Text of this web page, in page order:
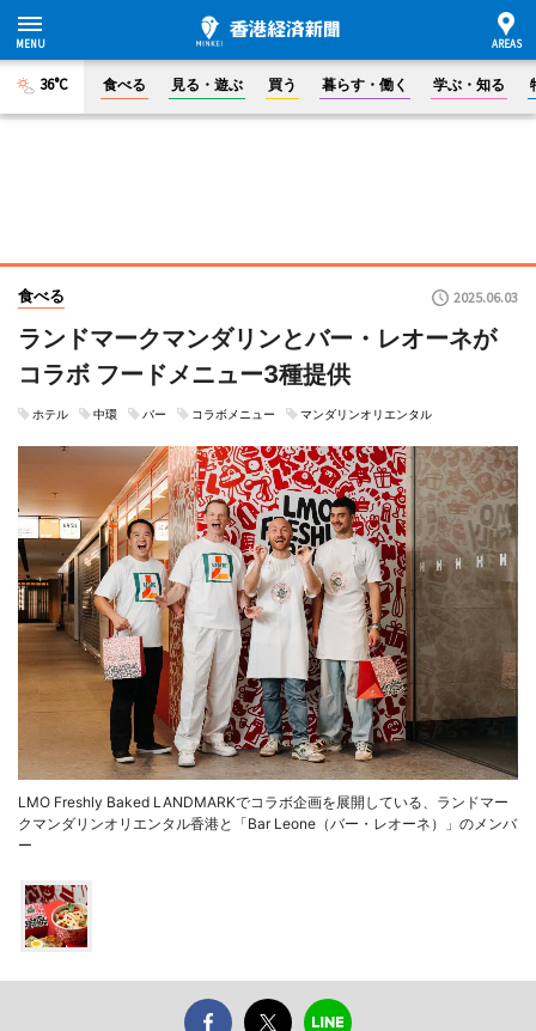
36°C 食べる 見る・遊ぶ 買う 暮らす・働く 学ぶ・知る
食べる 2025.06.03
ランドマークマンダリンとバー・レオーネが
コラボ フードメニュー3種提供
ホテル 中環 バー コラボメニュー マンダリンオリエンタル
LMO Freshly Baked LANDMARKでコラボ企画を展開している、ランドマー
クマンダリンオリエンタル香港と「Bar Leone（バー・レオーネ）」のメンバ
ー